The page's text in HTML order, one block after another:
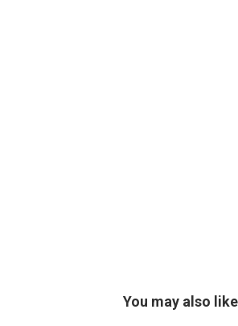
You may also like